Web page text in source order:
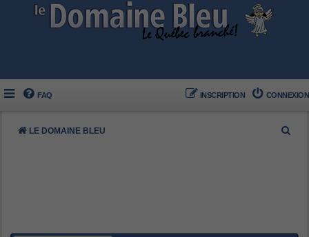
FAQ CONNEXION
INSCRIPTION
LE DOMAINE BLEU